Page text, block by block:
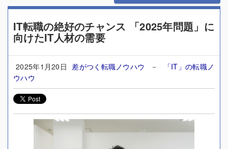
IT転職の絶好のチャンス 「2025年問題」に
向けたIT人材の需要
2025年1月20日 差がつく転職ノウハウ －
「IT」の転職ノ
ウハウ